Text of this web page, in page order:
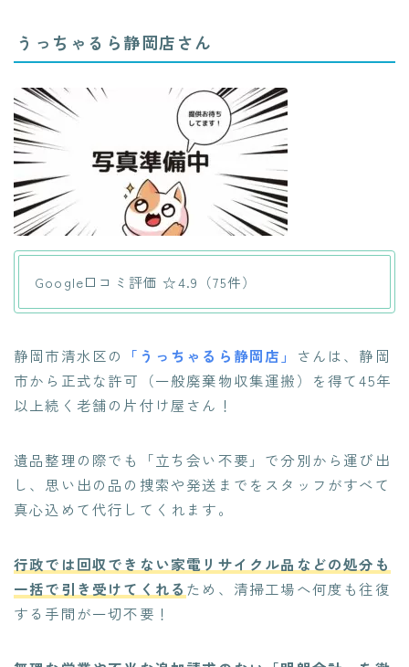
うっちゃるら静岡店さん
Google口コミ評価 ☆4.9（75件）
静岡市清水区の 「うっちゃるら静岡店」
さんは、静岡
市から正式な許可（一般廃棄物収集運搬）を得て45年
以上続く老舗の片付け屋さん！
遺品整理の際でも「立ち会い不要」で分別から運び出
し、思い出の品の捜索や発送までをスタッフがすべて
真心込めて代行してくれます。
行政では回収できない家電リサイクル品などの処分も
一括で引き受けてくれる ため、清掃工場へ何度も往復
する手間が一切不要！